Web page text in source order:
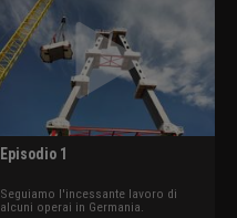
Episodio 1
Seguiamo l'incessante lavoro di
alcuni operai in Germania.